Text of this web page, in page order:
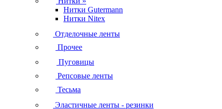
Нитки Gutermann
Нитки Nitex
Отделочные ленты
Прочее
Пуговицы
Репсовые ленты
Тесьма
Эластичные ленты - резинки